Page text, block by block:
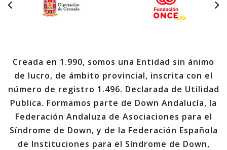
Creada en 1.990, somos una Entidad sin ánimo
de lucro, de ámbito provincial, inscrita con el
número de registro 1.496. Declarada de Utilidad
Publica. Formamos parte de Down Andalucía, la
Federación Andaluza de Asociaciones para el
Síndrome de Down, y de la Federación Española
de Instituciones para el Síndrome de Down,